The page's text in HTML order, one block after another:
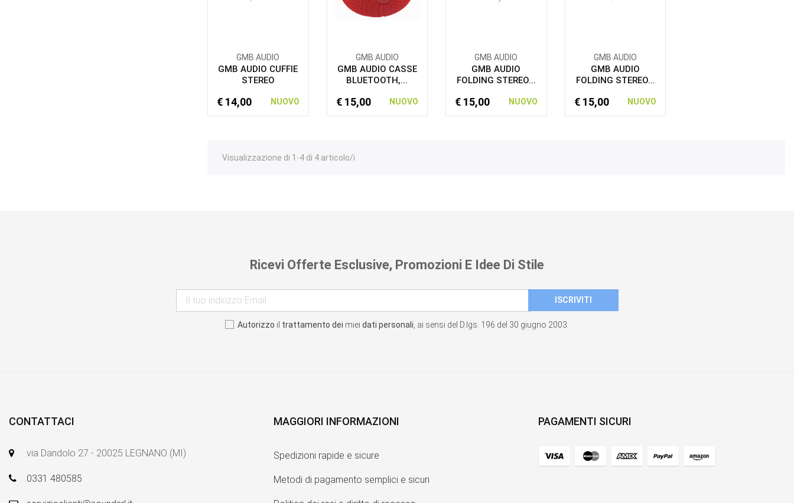
GMB AUDIO
GMB AUDIO CUFFIE
STEREO
€ 14,00 NUOVO
GMB AUDIO
GMB AUDIO CASSE
BLUETOOTH,...
€ 15,00 NUOVO
GMB AUDIO
GMB AUDIO
FOLDING STEREO...
€ 15,00 NUOVO
GMB AUDIO
GMB AUDIO
FOLDING STEREO...
€ 15,00 NUOVO
Visualizzazione di 1-4 di 4 articolo/i
Ricevi Offerte Esclusive, Promozioni E Idee Di Stile
Autorizzo il trattamento dei miei dati personali , ai sensi del D.lgs. 196 del 30 giugno 2003.
CONTATTACI
via Dandolo 27 - 20025 LEGNANO (MI)
0331 480585
MAGGIORI INFORMAZIONI
Spedizioni rapide e sicure
Metodi di pagamento semplici e sicuri
PAGAMENTI SICURI